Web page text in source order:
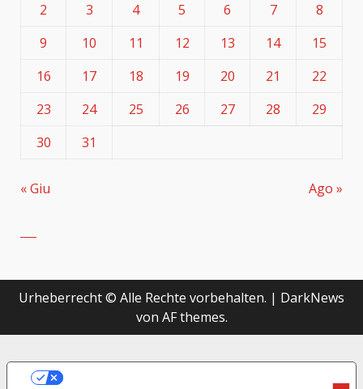
2
3 4 5 6 7
8
9
10 11 12 13 14
15
16
17 18 19 20 21
22
23
24 25 26 27 28
29
30
31
« Giu Ago »
Urheberrecht © Alle Rechte vorbehalten. | DarkNews
von AF themes.